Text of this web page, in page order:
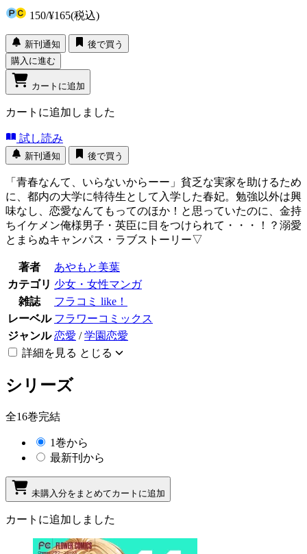
150/¥165(税込)
新刊通知
後で買う
購入に進む
カートに追加
カートに追加しました
試し読み
新刊通知 後で買う
「青春なんて、いらないからーー」貧乏な実家を助けるため
に、都内の大学に特待生として入学した春妃。勉強以外は興
味なし、恋愛なんてもってのほか！と思っていたのに、金持
ちイケメン俺様男子・英臣に目をつけられて・・・！？溺愛
とまらぬキャンパス・ラブストーリー▽
著者
あやもと美葉
カテゴリ 少女・女性マンガ
雑誌
フラコミ like！
レーベル フラワーコミックス
ジャンル 恋愛 /学園恋愛
詳細を見る とじる
シリーズ
全16巻完結
1巻から
最新刊から
未購入分をまとめてカートに追加
カートに追加しました